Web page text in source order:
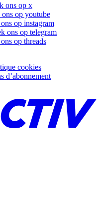
ons op x
op youtube
op instagram
ons op telegram
op threads
cookies
d’abonnement